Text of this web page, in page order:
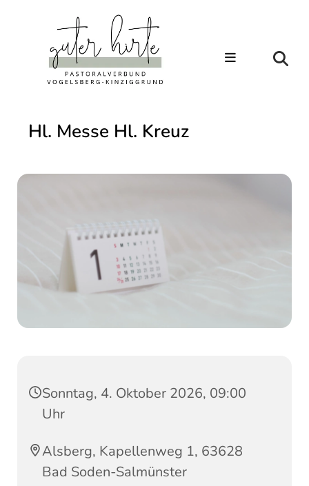
Hl. Messe Hl. Kreuz
Sonntag, 4. Oktober 2026, 09:00
Uhr
Alsberg, Kapellenweg 1, 63628
Bad Soden-Salmünster